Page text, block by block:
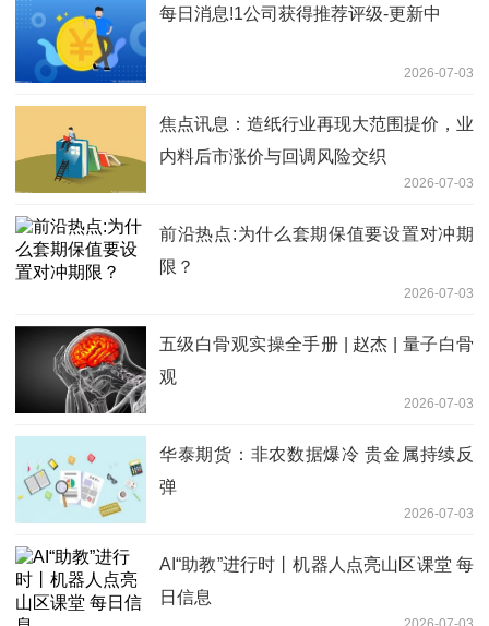
每日消息!1公司获得推荐评级-更新中
2026-07-03
焦点讯息：造纸行业再现大范围提价，业
内料后市涨价与回调风险交织
2026-07-03
前沿热点:为什么套期保值要设置对冲期
限？
2026-07-03
五级白骨观实操全手册 | 赵杰 | 量子白骨
观
2026-07-03
华泰期货：非农数据爆冷 贵金属持续反
弹
2026-07-03
AI“助教”进行时丨机器人点亮山区课堂 每
日信息